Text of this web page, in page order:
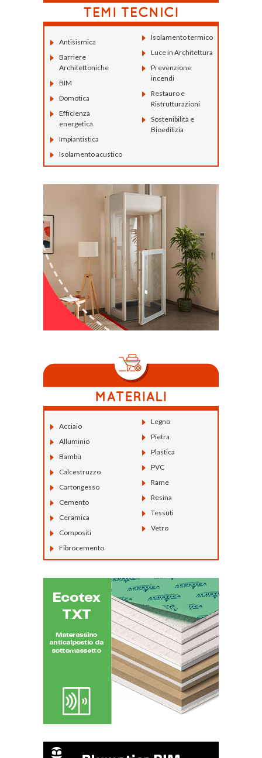
Antisismica
Barriere
Architettoniche
BIM
Domotica
Efficienza
energetica
Impiantistica
Isolamento acustico
Isolamento termico
Luce in Architettura
Prevenzione
incendi
Restauro e
Ristrutturazioni
Sostenibilità e
Bioedilizia
Acciaio
Alluminio
Bambù
Calcestruzzo
Cartongesso
Cemento
Ceramica
Compositi
Fibrocemento
Legno
Pietra
Plastica
PVC
Rame
Resina
Tessuti
Vetro